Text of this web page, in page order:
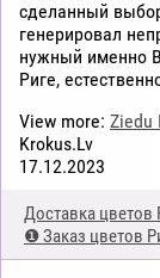
Доставка цветов
❶ Заказ цветов
сделанный
генерировал
нужный именно
Риге,
View more: Ziedu
Krokus.Lv
17.12.2023